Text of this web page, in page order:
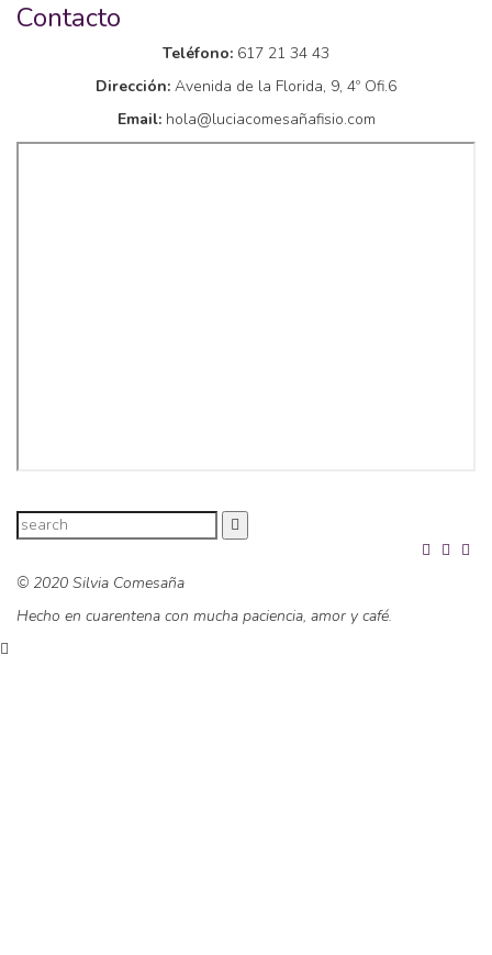
Contacto
Teléfono: 617 21 34 43
Dirección: Avenida de la Florida, 9, 4º Ofi.6
Email:hola@luciacomesañafisio.com
© 2020 Silvia Comesaña
Hecho en cuarentena con mucha paciencia, amor y café.